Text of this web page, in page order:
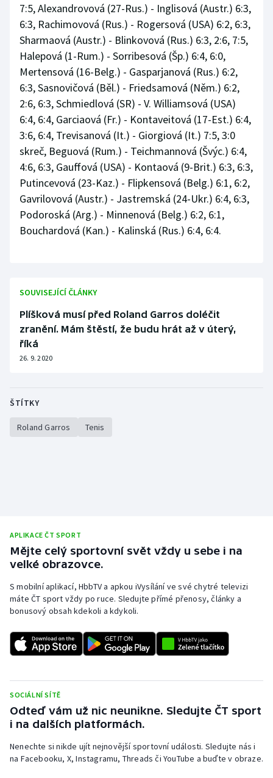
7:5, Alexandrovová (27-Rus.) - Inglisová (Austr.) 6:3,
6:3, Rachimovová (Rus.) - Rogersová (USA) 6:2, 6:3,
Sharmaová (Austr.) - Blinkovová (Rus.) 6:3, 2:6, 7:5,
Halepová (1-Rum.) - Sorribesová (Šp.) 6:4, 6:0,
Mertensová (16-Belg.) - Gasparjanová (Rus.) 6:2,
6:3, Sasnovičová (Běl.) - Friedsamová (Něm.) 6:2,
2:6, 6:3, Schmiedlová (SR) - V. Williamsová (USA)
6:4, 6:4, Garciaová (Fr.) - Kontaveitová (17-Est.) 6:4,
3:6, 6:4, Trevisanová (It.) - Giorgiová (It.) 7:5, 3:0
skreč, Beguová (Rum.) - Teichmannová (Švýc.) 6:4,
4:6, 6:3, Gauffová (USA) - Kontaová (9-Brit.) 6:3, 6:3,
Putincevová (23-Kaz.) - Flipkensová (Belg.) 6:1, 6:2,
Gavrilovová (Austr.) - Jastremská (24-Ukr.) 6:4, 6:3,
Podoroská (Arg.) - Minnenová (Belg.) 6:2, 6:1,
Bouchardová (Kan.) - Kalinská (Rus.) 6:4, 6:4.
SOUVISEJÍCÍ ČLÁNKY
Plíšková musí před Roland Garros doléčit
zranění. Mám štěstí, že budu hrát až v úterý,
říká
26. 9. 2020
ŠTÍTKY
Roland Garros Tenis
APLIKACE ČT SPORT
Mějte celý sportovní svět vždy u sebe i na
velké obrazovce.
S mobilní aplikací, HbbTV a apkou iVysílání ve své chytré televizi
máte ČT sport vždy po ruce. Sledujte přímé přenosy, články a
bonusový obsah kdekoli a kdykoli.
SOCIÁLNÍ SÍTĚ
Odteď vám už nic neunikne. Sledujte ČT sport
i na dalších platformách.
Nenechte si nikde ujít nejnovější sportovní události. Sledujte nás i
na Facebooku, X, Instagramu, Threads či YouTube a buďte v obraze.